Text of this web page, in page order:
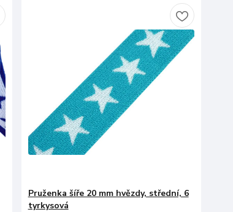
Pruženka šíře 20 mm hvězdy, střední, 6
tyrkysová